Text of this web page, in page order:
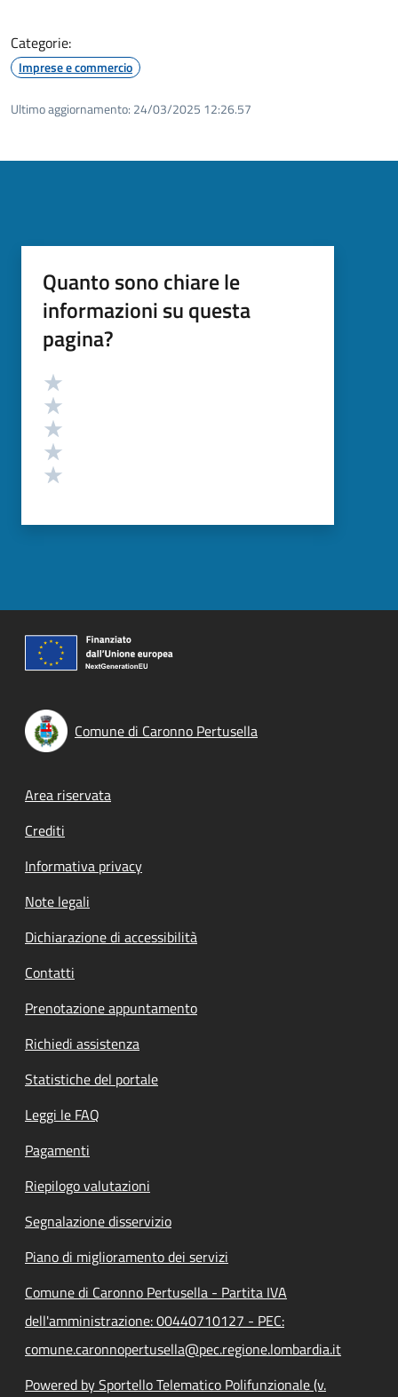
Categorie:
Imprese e commercio
Ultimo aggiornamento: 24/03/2025 12:26.57
Quanto sono chiare le
informazioni su questa
pagina?
Valutazione
Comune di Caronno Pertusella
Footer menu
Area riservata
Crediti
Informativa privacy
Note legali
Dichiarazione di accessibilità
Contatti
Prenotazione appuntamento
Richiedi assistenza
Statistiche del portale
Leggi le FAQ
Pagamenti
Riepilogo valutazioni
Segnalazione disservizio
Piano di miglioramento dei servizi
Comune di Caronno Pertusella - Partita IVA
dell'amministrazione: 00440710127 - PEC:
comune.caronnopertusella@pec.regione.lombardia.it
Powered by Sportello Telematico Polifunzionale (v.